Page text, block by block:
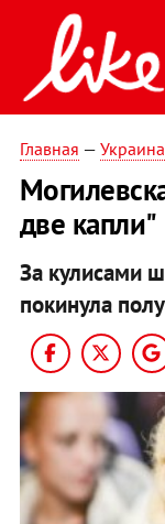
Главная — Украина
две капли"
За кулисами
покинула